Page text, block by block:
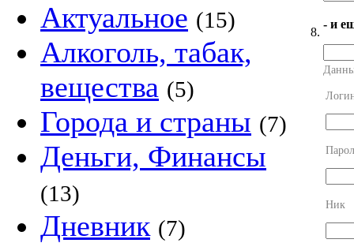
Актуальное (15)
Алкоголь, табак,
вещества (5)
Города и страны (7)
Деньги, Финансы
(13)
Дневник (7)
8.
- и
Ник